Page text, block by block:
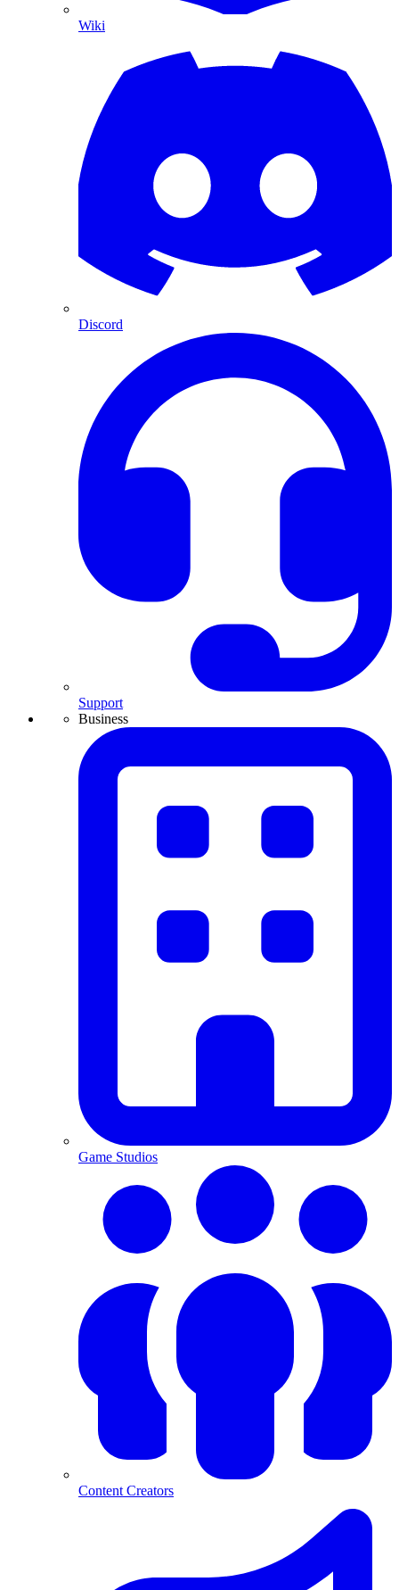
Wiki
Discord
Support
Business
Game Studios
Content Creators